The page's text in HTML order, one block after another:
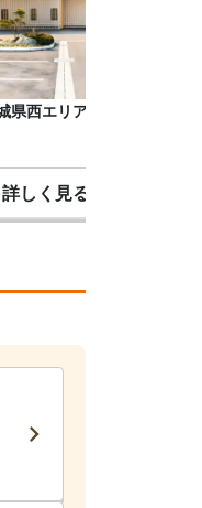
西エリアで式場数No.1
詳しく見る